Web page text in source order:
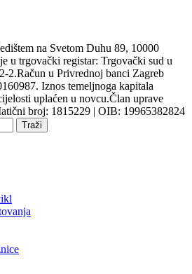
na Svetom Duhu 89, 10000
u trgovački registar: Trgovački sud u
2.Račun u Privrednoj banci Zagreb
Iznos temeljnoga kapitala
uplaćen u novcu.Član uprave
broj: 1815229 | OIB: 19965382824
Traži